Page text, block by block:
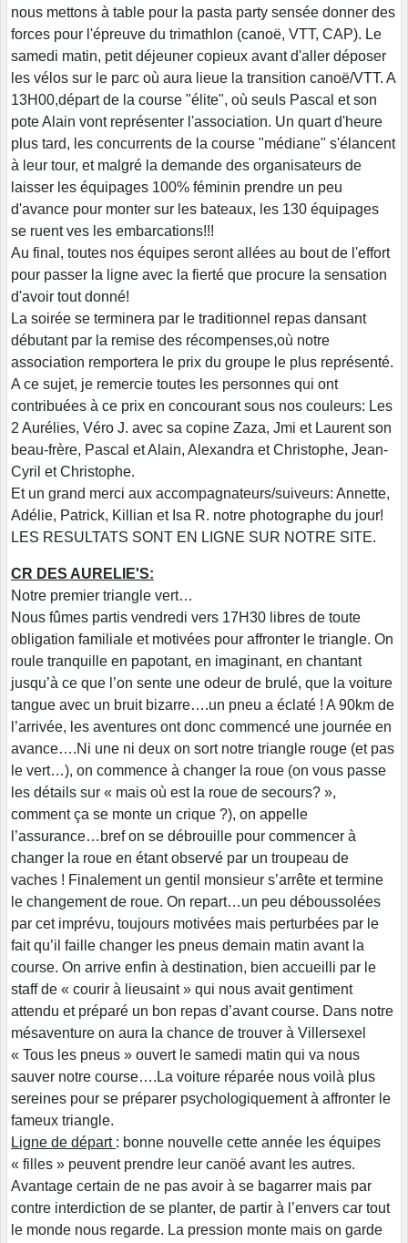
nous mettons à table pour la pasta party sensée donner des
forces pour l'épreuve du trimathlon (canoë, VTT, CAP). Le
samedi matin, petit déjeuner copieux avant d'aller déposer
les vélos sur le parc où aura lieue la transition canoë/VTT. A
13H00,départ de la course "élite", où seuls Pascal et son
pote Alain vont représenter l'association. Un quart d'heure
plus tard, les concurrents de la course "médiane" s'élancent
à leur tour, et malgré la demande des organisateurs de
laisser les équipages 100% féminin prendre un peu
d'avance pour monter sur les bateaux, les 130 équipages
se ruent ves les embarcations!!!
Au final, toutes nos équipes seront allées au bout de l'effort
pour passer la ligne avec la fierté que procure la sensation
d'avoir tout donné!
La soirée se terminera par le traditionnel repas dansant
débutant par la remise des récompenses,où notre
association remportera le prix du groupe le plus représenté.
A ce sujet, je remercie toutes les personnes qui ont
contribuées à ce prix en concourant sous nos couleurs: Les
2 Aurélies, Véro J. avec sa copine Zaza, Jmi et Laurent son
beau-frère, Pascal et Alain, Alexandra et Christophe, Jean-
Cyril et Christophe.
Et un grand merci aux accompagnateurs/suiveurs: Annette,
Adélie, Patrick, Killian et Isa R. notre photographe du jour!
LES RESULTATS SONT EN LIGNE SUR NOTRE SITE.
CR DES AURELIE'S:
Notre premier triangle vert…
Nous fûmes partis vendredi vers 17H30 libres de toute
obligation familiale et motivées pour affronter le triangle. On
roule tranquille en papotant, en imaginant, en chantant
jusqu’à ce que l’on sente une odeur de brulé, que la voiture
tangue avec un bruit bizarre….un pneu a éclaté ! A 90km de
l’arrivée, les aventures ont donc commencé une journée en
avance….Ni une ni deux on sort notre triangle rouge (et pas
le vert…), on commence à changer la roue (on vous passe
les détails sur « mais où est la roue de secours? »,
comment ça se monte un crique ?), on appelle
l’assurance…bref on se débrouille pour commencer à
changer la roue en étant observé par un troupeau de
vaches ! Finalement un gentil monsieur s’arrête et termine
le changement de roue. On repart…un peu déboussolées
par cet imprévu, toujours motivées mais perturbées par le
fait qu’il faille changer les pneus demain matin avant la
course. On arrive enfin à destination, bien accueilli par le
staff de « courir à lieusaint » qui nous avait gentiment
attendu et préparé un bon repas d’avant course. Dans notre
mésaventure on aura la chance de trouver à Villersexel
« Tous les pneus » ouvert le samedi matin qui va nous
sauver notre course….La voiture réparée nous voilà plus
sereines pour se préparer psychologiquement à affronter le
fameux triangle.
Ligne de départ : bonne nouvelle cette année les équipes
« filles » peuvent prendre leur canöé avant les autres.
Avantage certain de ne pas avoir à se bagarrer mais par
contre interdiction de se planter, de partir à l’envers car tout
le monde nous regarde. La pression monte mais on garde